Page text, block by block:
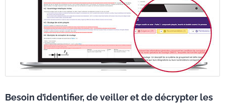
Besoin d’identifier, de veiller et de décrypter les